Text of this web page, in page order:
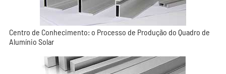
Centro de Conhecimento: o Processo de Produção do Quadro de
Alumínio Solar